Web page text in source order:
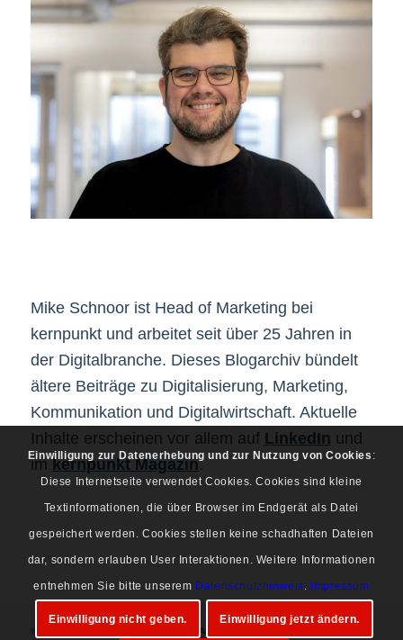
Mike Schnoor ist Head of Marketing bei
kernpunkt und arbeitet seit über 25 Jahren in
der Digitalbranche. Dieses Blogarchiv bündelt
ältere Beiträge zu Digitalisierung, Marketing,
Kommunikation und Digitalwirtschaft. Aktuelle
Inhalte erscheinen vor allem auf LinkedIn und
imkernpunkt Magazin.
© Copyright 1997-2026 Mike Schnoor. Alle Rechte vorbehalten.
Einwilligung zur Datenerhebung und zur Nutzung von Cookies :
Diese Internetseite verwendet Cookies. Cookies sind kleine
Textinformationen, die über Browser im Endgerät als Datei
gespeichert werden. Cookies stellen keine schadhaften Dateien
dar, sondern erlauben User Interaktionen. Weitere Informationen
entnehmen Sie bitte unserem Datenschutzhinweis. Impressum
Einwilligung nicht geben. Einwilligung jetzt ändern.